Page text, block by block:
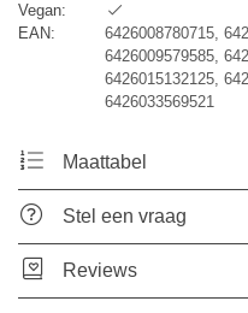
Vegan:
EAN:
6426008780715,
6426009579585,
6426015132125,
6426033569521
Maattabel
Stel een vraag
Reviews